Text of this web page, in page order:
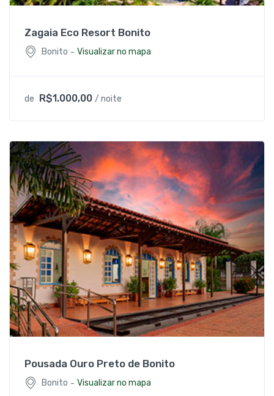
Zagaia Eco Resort Bonito
Bonito - Visualizar no mapa
de R$1.000,00 / noite
Pousada Ouro Preto de Bonito
Bonito - Visualizar no mapa